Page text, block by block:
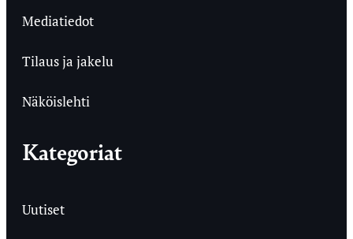
Mediatiedot
Tilaus ja jakelu
Näköislehti
Kategoriat
Uutiset